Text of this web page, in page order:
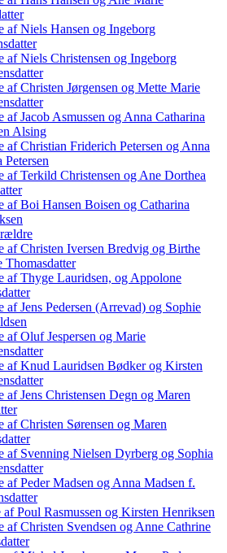
af Niels Hansen og Ingeborg
af Niels Christensen og Ingeborg
af Christen Jørgensen og Mette Marie
af Jacob Asmussen og Anna Catharina
Alsing
af Christian Friderich Petersen og Anna
Petersen
af Terkild Christensen og Ane Dorthea
af Boi Hansen Boisen og Catharina
af Christen Iversen Bredvig og Birthe
Thomasdatter
af Thyge Lauridsen, og Appolone
af Jens Pedersen (Arrevad) og Sophie
af Oluf Jespersen og Marie
af Knud Lauridsen Bødker og Kirsten
af Jens Christensen Degn og Maren
af Christen Sørensen og Maren
af Svenning Nielsen Dyrberg og Sophia
af Peder Madsen og Anna Madsen f.
af Poul Rasmussen og Kirsten Henriksen
af Christen Svendsen og Anne Cathrine